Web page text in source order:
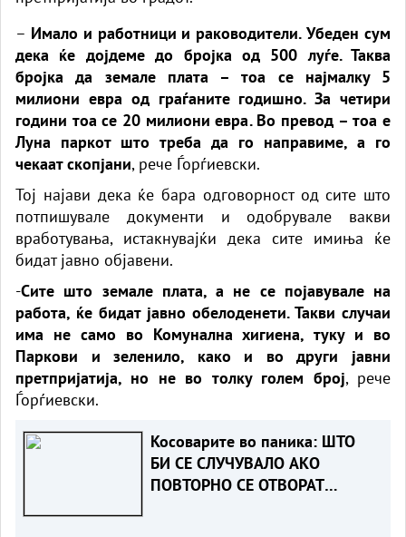
– Имало и работници и раководители. Убеден сум
дека ќе дојдеме до бројка од 500 луѓе. Таква
бројка да земале плата – тоа се најмалку 5
милиони евра од граѓаните годишно. За четири
години тоа се 20 милиони евра. Во превод – тоа е
Луна паркот што треба да го направиме, а го
чекаат скопјани, рече Ѓорѓиевски.
Тој најави дека ќе бара одговорност од сите што
потпишувале документи и одобрувале вакви
вработувања, истакнувајќи дека сите имиња ќе
бидат јавно објавени.
-Сите што земале плата, а не се појавувале на
работа, ќе бидат јавно обелоденети. Такви случаи
има не само во Комунална хигиена, туку и во
Паркови и зеленило, како и во други јавни
претпријатија, но не во толку голем број, рече
Ѓорѓиевски.
Косоварите во паника: ШТО
БИ СЕ СЛУЧУВАЛО АКО
ПОВТОРНО СЕ ОТВОРАТ